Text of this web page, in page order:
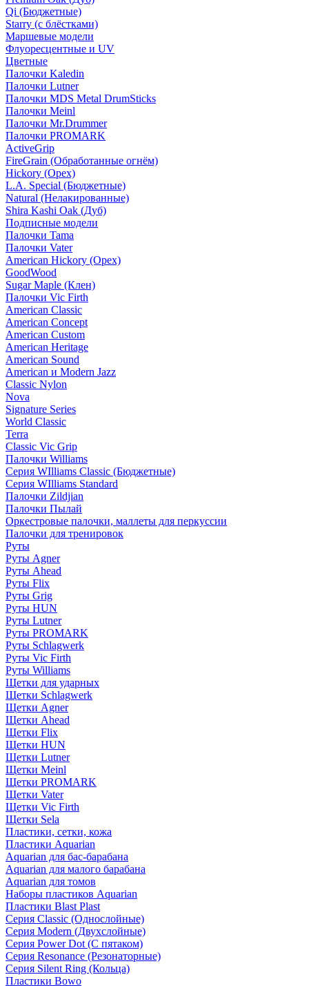
Qi (Бюджетные)
Starry (с блёстками)
Маршевые модели
Флуоресцентные и UV
Цветные
Палочки Kaledin
Палочки Lutner
Палочки MDS Metal DrumSticks
Палочки Meinl
Палочки Mr.Drummer
Палочки PROMARK
ActiveGrip
FireGrain (Обработанные огнём)
Hickory (Орех)
L.A. Special (Бюджетные)
Natural (Нелакированные)
Shira Kashi Oak (Дуб)
Подписные модели
Палочки Tama
Палочки Vater
American Hickory (Орех)
GoodWood
Sugar Maple (Клен)
Палочки Vic Firth
American Classic
American Concept
American Custom
American Heritage
American Sound
American и Modern Jazz
Classic Nylon
Nova
Signature Series
World Classic
Terra
Classic Vic Grip
Палочки Williams
Серия WIlliams Classic (Бюджетные)
Серия WIlliams Standard
Палочки Zildjian
Палочки Пылай
Оркестровые палочки, маллеты для перкуссии
Палочки для тренировок
Руты
Руты Agner
Руты Ahead
Руты Flix
Руты Grig
Руты HUN
Руты Lutner
Руты PROMARK
Руты Schlagwerk
Руты Vic Firth
Руты Williams
Щетки для ударных
Щетки Schlagwerk
Щетки Agner
Щетки Ahead
Щетки Flix
Щетки HUN
Щетки Lutner
Щетки Meinl
Щетки PROMARK
Щетки Vater
Щетки Vic Firth
Щетки Sela
Пластики, сетки, кожа
Пластики Aquarian
Aquarian для бас-барабана
Aquarian для малого барабана
Aquarian для томов
Наборы пластиков Aquarian
Пластики Blast Plast
Серия Classic (Однослойные)
Серия Modern (Двухслойные)
Серия Power Dot (С пятаком)
Серия Resonance (Резонаторные)
Серия Silent Ring (Кольца)
Пластики Bowo